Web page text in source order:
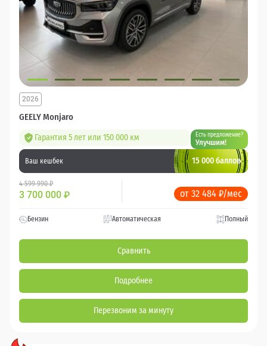
GEELY Monjaro
2026
Гарантия 5 лет или 150 000 км Есть предложение?
Улучшим!
Ваш кешбек 15 000 баллов
4 599 990 ₽
3 700 000 ₽ от 32 484 ₽/мес
Бензин Автоматическая Полный
Сравнить
Подробнее
Перезвоним за минуту